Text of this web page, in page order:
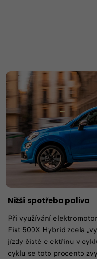
Nižší spotřeba paliva
Při využívání
Fiat 500X Hybrid zcela
jízdy čistě elektřinu v
cyklu se toto procento